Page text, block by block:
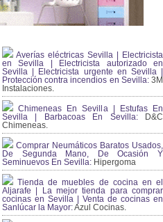
Averías eléctricas Sevilla | Electricista
en Sevilla | Electricista autorizado en
Sevilla | Electricista urgente en Sevilla |
Protección contra incendios en Sevilla:3M
Instalaciones.
Chimeneas En Sevilla | Estufas En
Sevilla | Barbacoas En Sevilla:D&C
Chimeneas.
Comprar Neumáticos Baratos Usados,
De Segunda Mano, De Ocasión Y
Seminuevos En Sevilla: Hipergoma
Tienda de muebles de cocina en el
Aljarafe | La mejor tienda para comprar
cocinas en Sevilla | Venta de cocinas en
Sanlúcar la Mayor:Azul Cocinas.